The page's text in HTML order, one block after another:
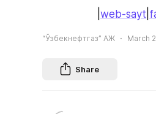
web-sayt
“Ўзбекнефтгаз” АЖ March
Share